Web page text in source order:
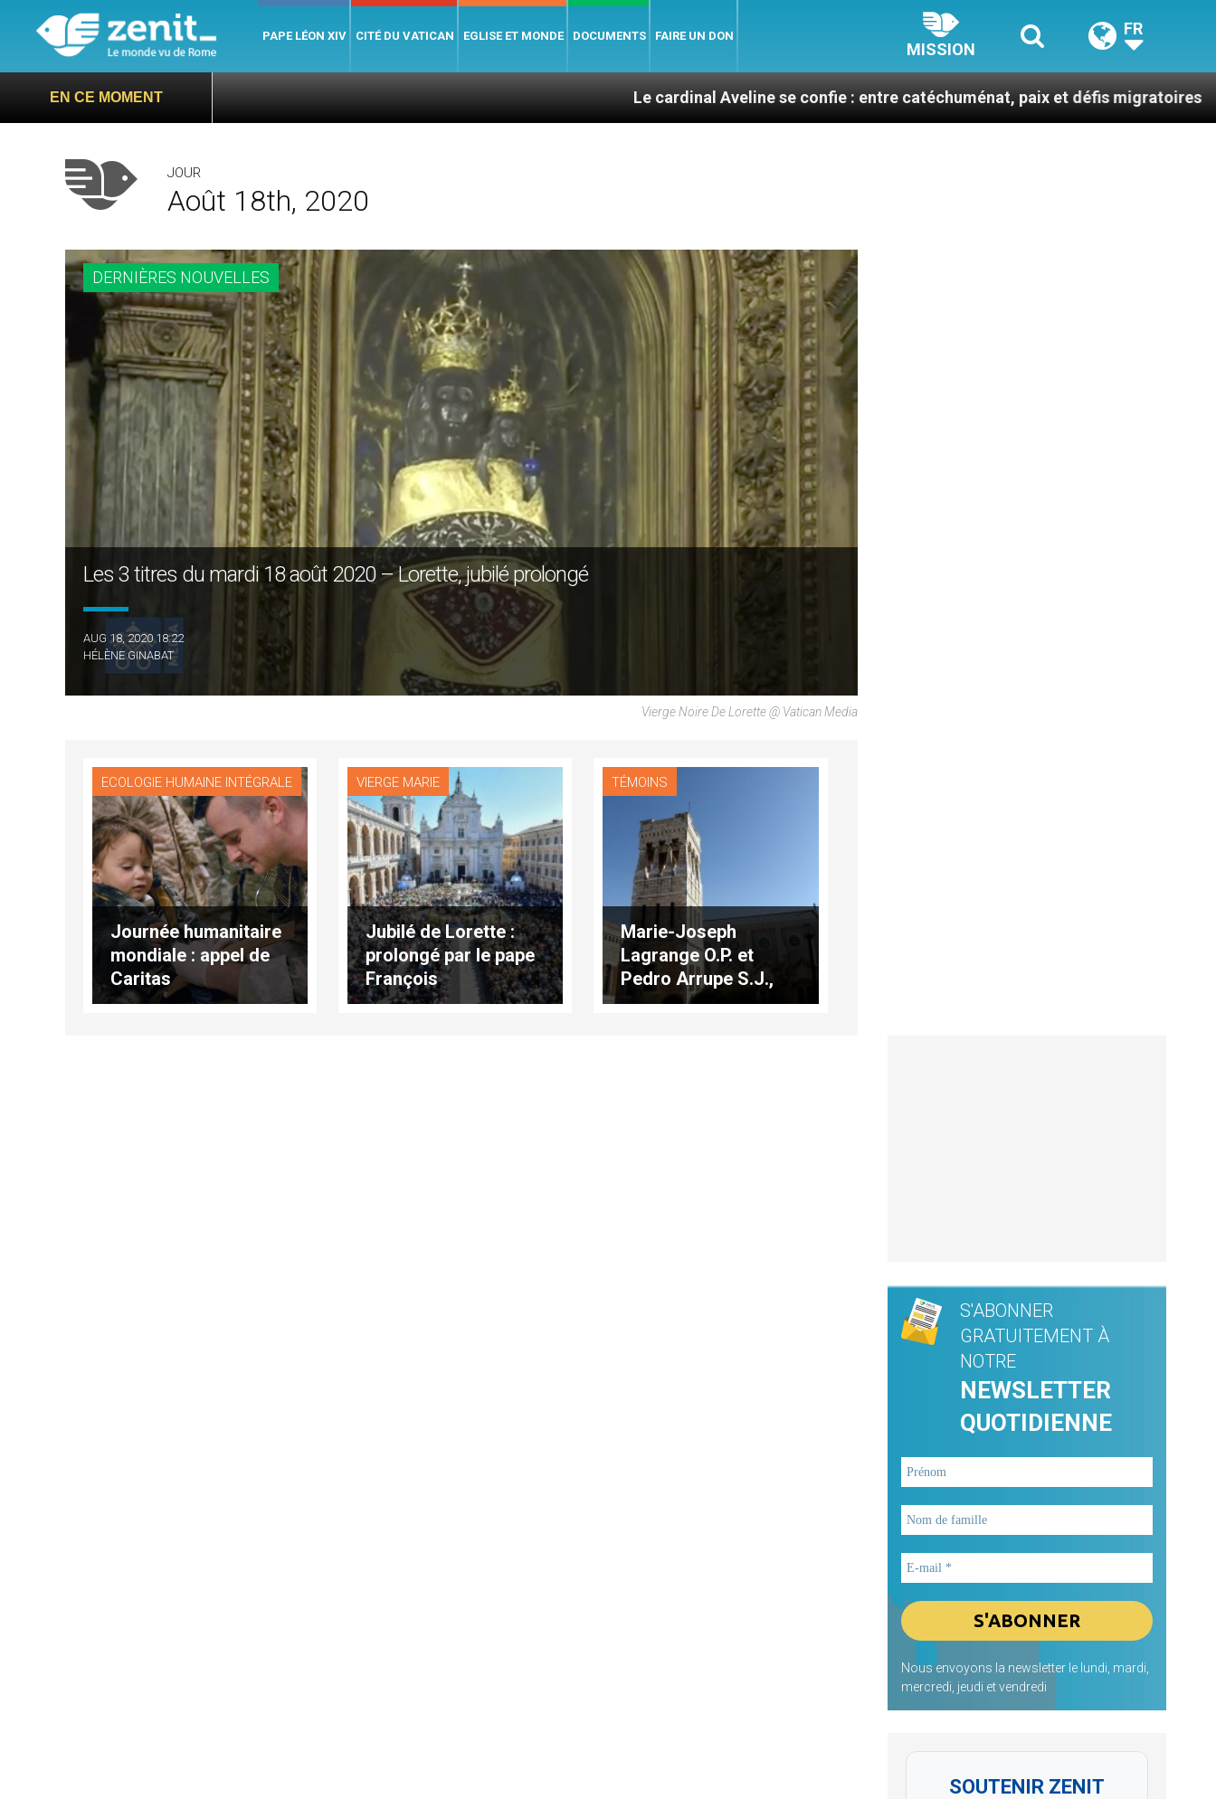
PAPE LÉON XIV CITÉ DU VATICAN EGLISE ET MONDE DOCUMENTS FAIRE UN DON
MISSION
FR
EN CE MOMENT Le cardinal Aveline se confie : entre catéchuménat, paix et défis migratoires Léon
JOUR
Août 18th, 2020
DERNIÈRES NOUVELLES
Les 3 titres du mardi 18 août 2020 – Lorette, jubilé prolongé
AUG 18, 2020 18:22
HÉLÈNE GINABAT
Vierge Noire De Lorette @ Vatican Media
ECOLOGIE HUMAINE INTÉGRALE
Journée humanitaire
mondiale : appel de
Caritas
Internationalis
VIERGE MARIE
Jubilé de Lorette :
prolongé par le pape
François
TÉMOINS
Marie-Joseph
Lagrange O.P. et
Pedro Arrupe S.J.,
prophètes
S'ABONNER
GRATUITEMENT À
NOTRE
NEWSLETTER
QUOTIDIENNE
Nous envoyons la newsletter le lundi, mardi,
mercredi, jeudi et vendredi
SOUTENIR ZENIT